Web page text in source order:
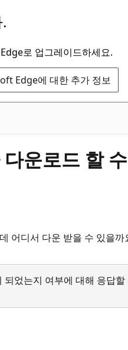
로 업그레이드하세요.
Edge에 대한 추가 정보
운로드 할
어디서 다운 받을 수 있을까
었는지 여부에 대해 응답